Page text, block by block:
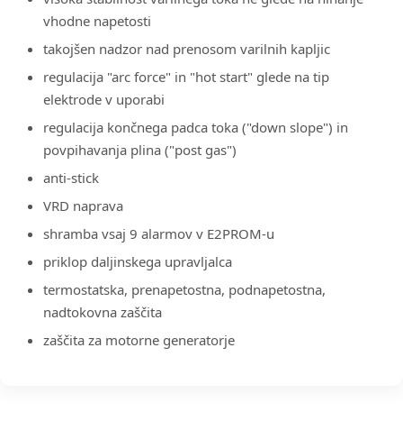
vhodne napetosti
takojšen nadzor nad prenosom varilnih kapljic
regulacija "arc force" in "hot start" glede na tip
elektrode v uporabi
regulacija končnega padca toka ("down slope") in
povpihavanja plina ("post gas")
anti-stick
VRD naprava
shramba vsaj 9 alarmov v E2PROM-u
priklop daljinskega upravljalca
termostatska, prenapetostna, podnapetostna,
nadtokovna zaščita
zaščita za motorne generatorje